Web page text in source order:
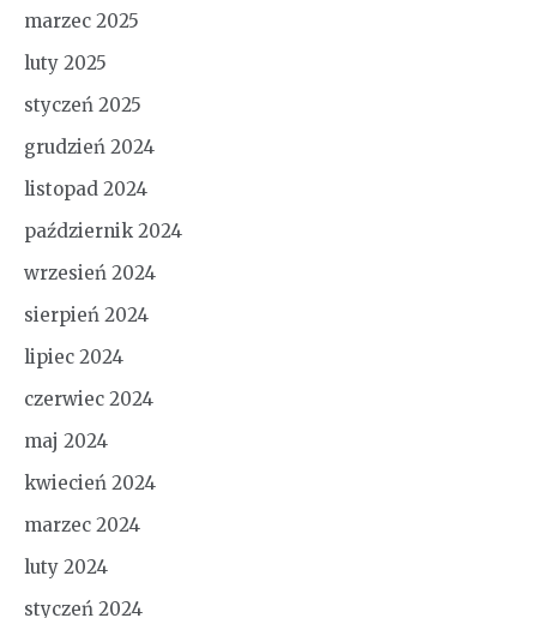
marzec 2025
luty 2025
styczeń 2025
grudzień 2024
listopad 2024
październik 2024
wrzesień 2024
sierpień 2024
lipiec 2024
czerwiec 2024
maj 2024
kwiecień 2024
marzec 2024
luty 2024
styczeń 2024